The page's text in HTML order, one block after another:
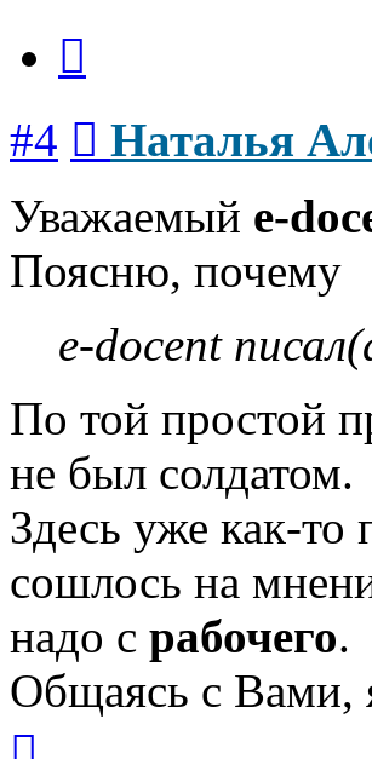
#4
Наталья
Уважаемый e-
Поясню, почему
e-docent
По той простой
не был солдатом.
Здесь уже как-то
сошлось на
надо с рабочего.
Общаясь с Вами,